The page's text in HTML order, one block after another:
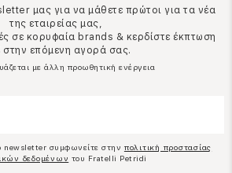
μας για να μάθετε πρώτοι για τα νέα
της εταιρείας μας,
σε κορυφαία brands & κερδίστε έκπτωση
στην επόμενη αγορά σας.
με άλλη προωθητική ενέργεια
newsletter συμφωνείτε στην πολιτική προστασίας
δεδομένων του Fratelli Petridi